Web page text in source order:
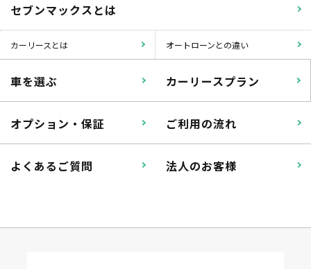
バンパー
※たすカッターをご利用頂く場合、免責金額が１回あたり5,000円
掛かります。
セブンマックスとは
カーリースとは オートローンとの違い
車を選ぶ カーリースプラン
オプション・保証 ご利用の流れ
よくあるご質問 法人のお客様